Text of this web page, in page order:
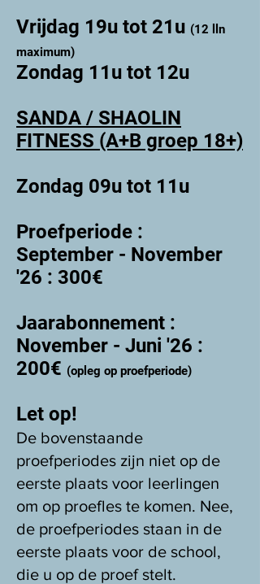
Vrijdag 19u tot 21u (12 lln
maximum)
Zondag 11u tot 12u
SANDA / SHAOLIN
FITNESS (A+B groep 18+)
Zondag 09u tot 11u
Proefperiode :
September - November
'26 : 300€
Jaarabonnement :
November - Juni '26 :
200€ (opleg op proefperiode)
Let op!
De bovenstaande
proefperiodes zijn niet op de
eerste plaats voor leerlingen
om op proefles te komen. Nee,
de proefperiodes staan in de
eerste plaats voor de school,
die u op de proef stelt.